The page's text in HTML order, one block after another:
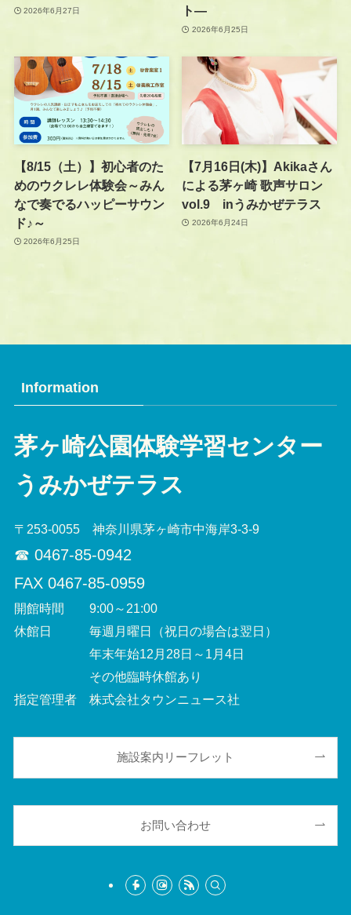
2026年6月27日
ト―
2026年6月25日
【8/15（土）】初心者のた
めのウクレレ体験会～みん
なで奏でるハッピーサウン
ド♪～
2026年6月25日
【7月16日(木)】Akikaさん
による茅ヶ崎 歌声サロン
vol.9 inうみかぜテラス
2026年6月24日
Information
茅ヶ崎公園体験学習センター
うみかぜテラス
〒253-0055 神奈川県茅ヶ崎市中海岸3-3-9
☎︎ 0467-85-0942
FAX 0467-85-0959
開館時間 9:00～21:00
休館日 毎週月曜日（祝日の場合は翌日）
年末年始12月28日～1月4日
その他臨時休館あり
指定管理者 株式会社タウンニュース社
施設案内リーフレット
お問い合わせ